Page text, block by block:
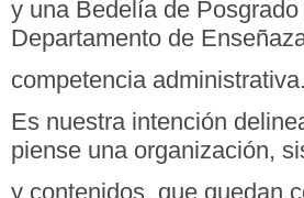
y una Bedelía de
Departamento de
competencia administrativa.
Es nuestra intención
piense una organización,
y contenidos, que quedan